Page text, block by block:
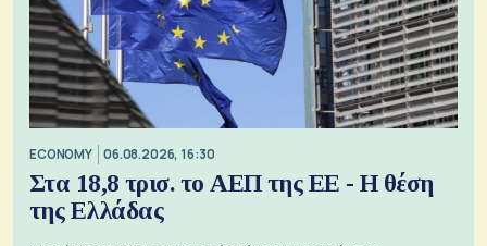
ECONOMY 06.08.2026, 16:30
Στα 18,8 τρισ. το ΑΕΠ της ΕΕ - Η θέση
της Ελλάδας